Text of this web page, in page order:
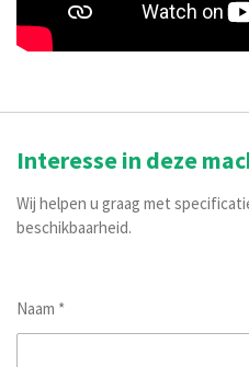
Interesse in deze
Wij helpen u graag met
beschikbaarheid.
Naam *